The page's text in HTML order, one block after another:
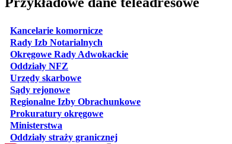
Kancelarie komorniczeotwiera się w nowej karcie
Rady Izb Notarialnych
Okręgowe Rady Adwokackieotwiera się w nowej karcie
Oddziały NFZ
Urzędy skarboweotwiera się w nowej karcie
Sądy rejonoweotwiera się w nowej karcie
Regionalne Izby Obrachunkoweotwiera się w nowej
Prokuratury okręgoweotwiera się w nowej karcie
Ministerstwa
Oddziały straży granicznejotwiera się w nowej karcie